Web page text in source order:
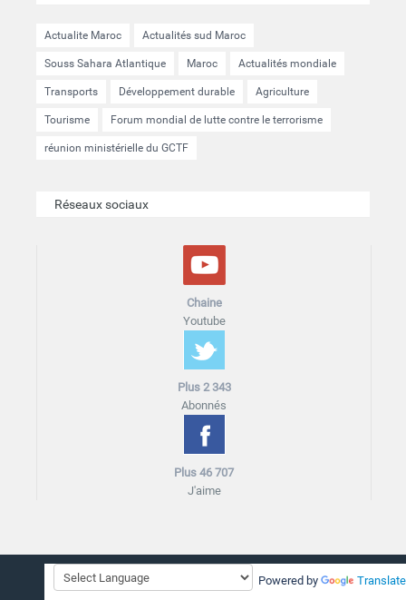
Powered by Translate
Actualite Maroc Actualités sud Maroc
Souss Sahara Atlantique Maroc Actualités mondiale
Transports Développement durable Agriculture
Tourisme Forum mondial de lutte contre le terrorisme
réunion ministérielle du GCTF
Réseaux sociaux
Chaine
Youtube
Plus 2 343
Abonnés
Plus 46 707
J'aime
Accueil Plan du site Mentions légales
Cookies
Contact